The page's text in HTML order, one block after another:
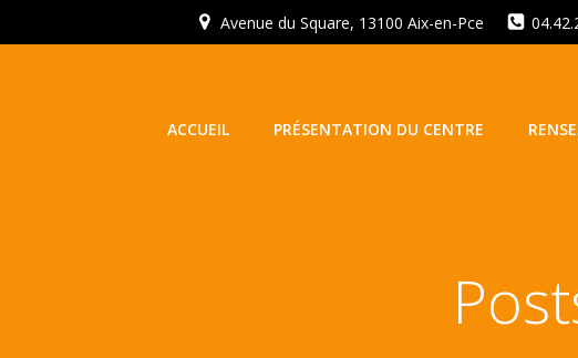
au
Avenue du Square, 13100 Aix-en-Pce
ACCUEIL PRÉSENTATION DU CENTRE